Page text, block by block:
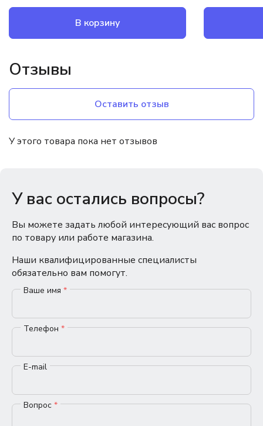
В корзину
Отзывы
Оставить отзыв
У этого товара пока нет отзывов
У вас остались вопросы?
Вы можете задать любой интересующий вас вопрос
по товару или работе магазина.
Наши квалифицированные специалисты
обязательно вам помогут.
Ваше имя *
Телефон *
E-mail
Вопрос *